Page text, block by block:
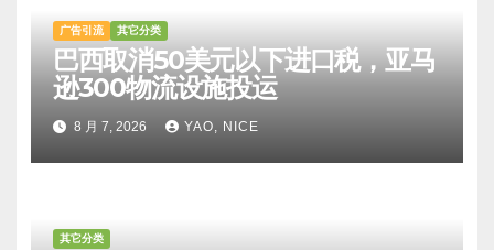
广告引流 其它分类
巴西取消50美元以下进口税，亚马
逊300物流设施投运
8 月 7, 2026 YAO, NICE
其它分类